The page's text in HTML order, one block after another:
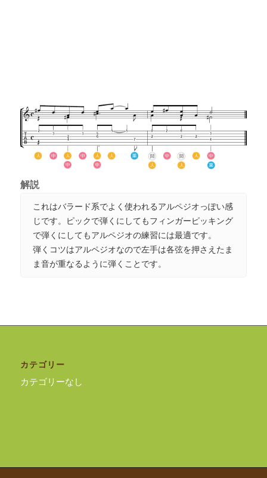
解説
これはバラード系でよく使われるアルペジオっぽい感
じです。ピックで弾くにしてもフィンガーピッキング
で弾くにしてもアルペジオの練習には最適です。
弾くコツはアルペジオなので左手は各弦を押さえたま
ま音が重なるように弾くことです。
カテゴリー
カテゴリーなし